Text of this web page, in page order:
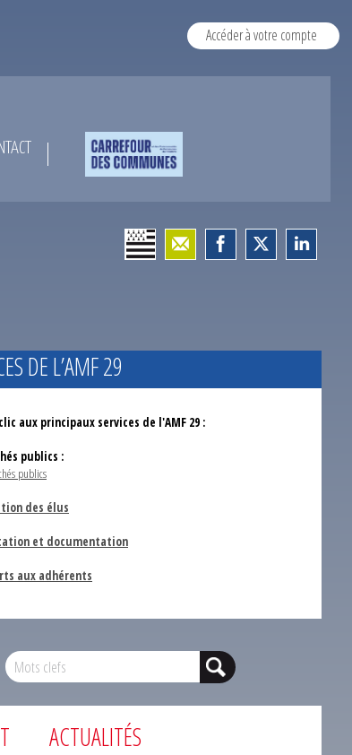
Accéder à votre compte
DE L’AMF 29
aux principaux services de l'AMF 29 :
publics :
publics
des élus
et documentation
aux adhérents
ACTUALITÉS